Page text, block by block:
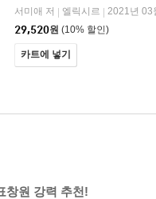
서미애 저
엘릭시르
2021년 03
29,520원 (10% 할인)
카트에 넣기
창원 강력 추천!